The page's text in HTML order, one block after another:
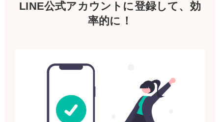
LINE公式アカウントに登録して、効
率的に！